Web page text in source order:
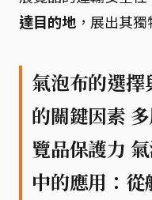
達目的地 ，展出其
氣泡布的選擇
的關鍵因素
覽品保護力
中的應用：